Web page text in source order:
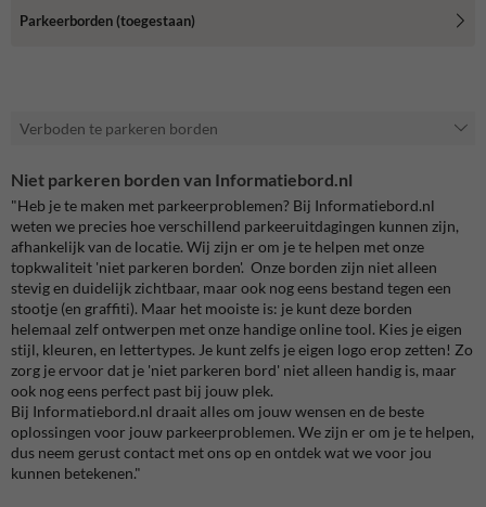
Parkeerborden (toegestaan)
Verboden te parkeren borden
Niet parkeren borden van Informatiebord.nl
"Heb je te maken met parkeerproblemen? Bij Informatiebord.nl
weten we precies hoe verschillend parkeeruitdagingen kunnen zijn,
afhankelijk van de locatie. Wij zijn er om je te helpen met onze
topkwaliteit 'niet parkeren borden'. Onze borden zijn niet alleen
stevig en duidelijk zichtbaar, maar ook nog eens bestand tegen een
stootje (en graffiti). Maar het mooiste is: je kunt deze borden
helemaal zelf ontwerpen met onze handige online tool. Kies je eigen
stijl, kleuren, en lettertypes. Je kunt zelfs je eigen logo erop zetten! Zo
zorg je ervoor dat je 'niet parkeren bord' niet alleen handig is, maar
ook nog eens perfect past bij jouw plek.
Bij Informatiebord.nl draait alles om jouw wensen en de beste
oplossingen voor jouw parkeerproblemen. We zijn er om je te helpen,
dus neem gerust contact met ons op en ontdek wat we voor jou
kunnen betekenen."